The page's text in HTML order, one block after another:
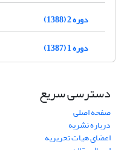
دوره 2 (1388)
دوره 1 (1387)
دسترسی سریع
صفحه اصلی
درباره نشریه
اعضای هیات تحریریه